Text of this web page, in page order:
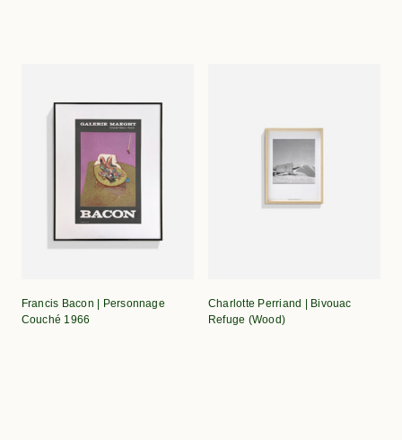
Francis Bacon | Personnage
Couché 1966
Charlotte Perriand | Bivouac
Refuge (Wood)